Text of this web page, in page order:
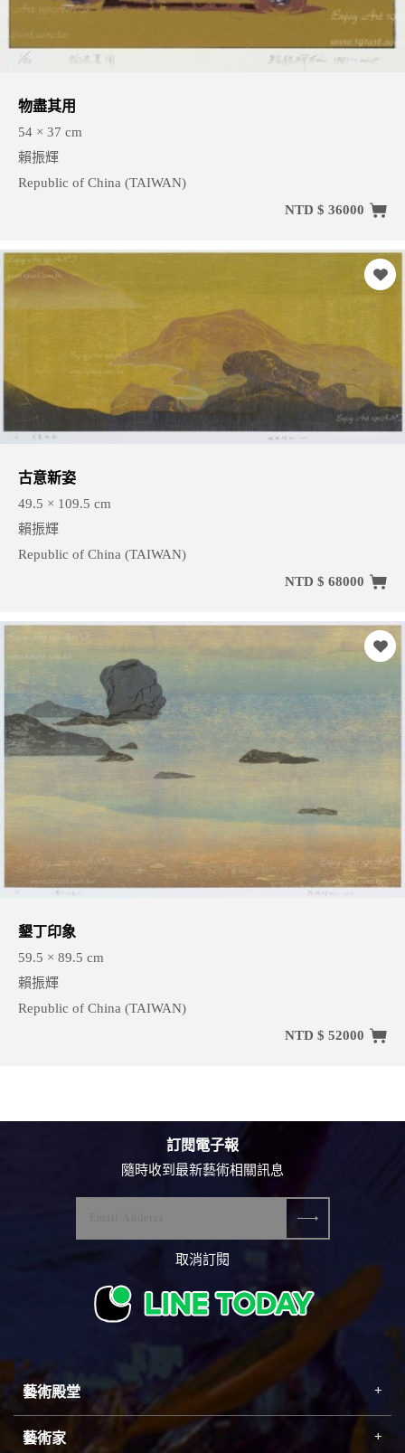
物盡其用
54 × 37 cm
賴振輝
Republic of China (TAIWAN)
NTD $ 36000
古意新姿
49.5 × 109.5 cm
賴振輝
Republic of China (TAIWAN)
NTD $ 68000
墾丁印象
59.5 × 89.5 cm
賴振輝
Republic of China (TAIWAN)
NTD $ 52000
藝術殿堂
藝術家
訂閱電子報
隨時收到最新藝術相關訊息
取消訂閱